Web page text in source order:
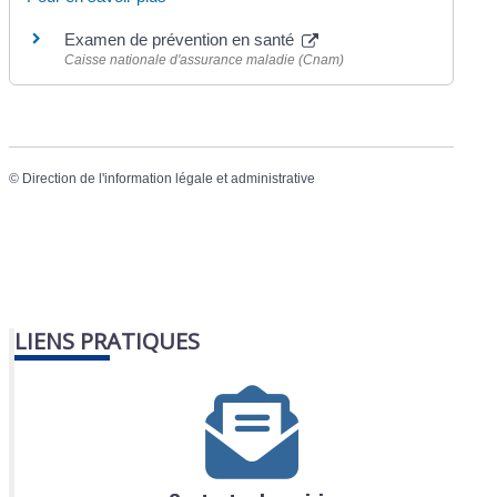
Examen de prévention en santé
Caisse nationale d'assurance maladie (Cnam)
© Direction de l'information légale et administrative
LIENS PRATIQUES